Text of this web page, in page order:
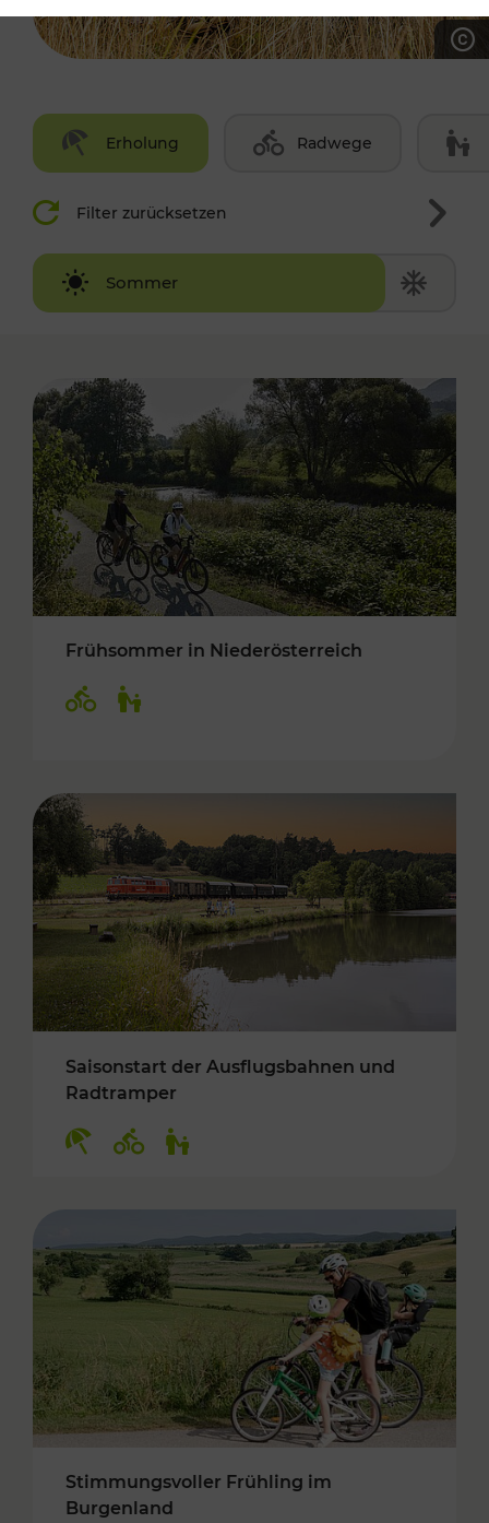
Erholung Radwege
Filter zurücksetzen
Sommer
Winter
Frühsommer in Niederösterreich
Saisonstart der Ausflugsbahnen und
Radtramper
Stimmungsvoller Frühling im
Burgenland